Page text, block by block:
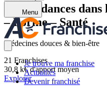
Menu
Je trouve ma franchise
Actualités
Devenir franchisé
Les tendances
– Forme – Santé
Médecines douces & bien-être
21 Franchises
30,8 k€d'apport moyen
Explorer